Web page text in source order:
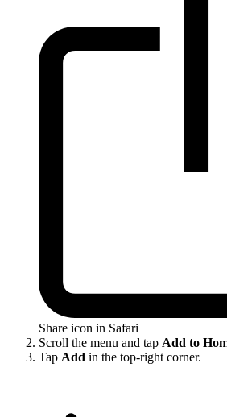
Share icon in Safari
Scroll the menu and tap Add to
Tap Add in the top-right corner.